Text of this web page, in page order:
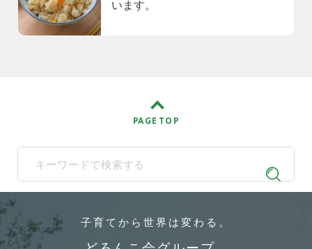
います。
PAGE TOP
When autocomplete results are available use up and down
子育てから 世界は変わる。